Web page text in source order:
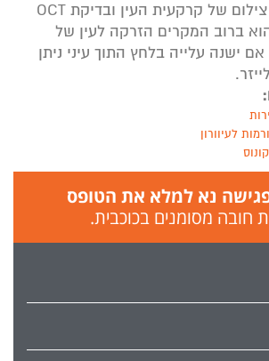
מתבצע באמצעות צילום של קרקעית העין ובדיקת OCT
ברוב המקרים הזרקה לעין של
ישנה עלייה בלחץ התוך עיני ניתן
לעיוורון
נא למלא את הטופס
חובה מסומנים בכוכבית.